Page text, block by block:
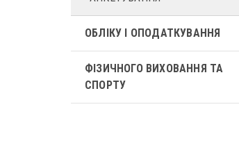
ОБЛІКУ І ОПОДАТКУВАННЯ
ФІЗИЧНОГО ВИХОВАННЯ ТА
СПОРТУ